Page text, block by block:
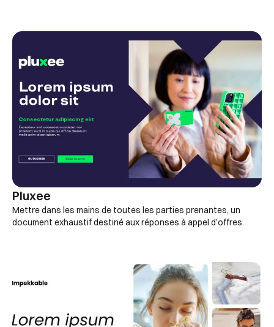
Pluxee
Mettre dans les mains de toutes les parties prenantes, un
document exhaustif destiné aux réponses à appel d’offres.